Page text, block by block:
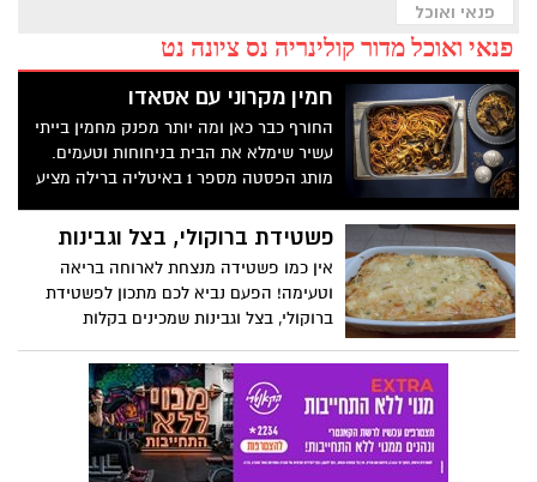
פנאי ואוכל
פנאי ואוכל מדור קולינריה נס ציונה נט
חמין מקרוני עם אסאדו
החורף כבר כאן ומה יותר מפנק מחמין בייתי
עשיר שימלא את הבית בניחוחות וטעמים.
מותג הפסטה מספר 1 באיטליה ברילה מציע
עם אסאדו!
פשטידת ברוקולי, בצל וגבינות
אין כמו פשטידה מנצחת לארוחה בריאה
וטעימה! הפעם נביא לכם מתכון לפשטידת
ברוקולי, בצל וגבינות שמכינים בקלות